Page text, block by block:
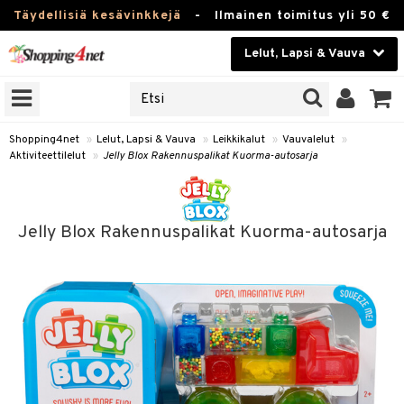
Täydellisiä kesävinkkejä - Ilmainen toimitus yli 50 €
Lelut, Lapsi & Vauva
Kauneudenhoito
Piilolinssit
Fitness
Koti & Sisustus
Lelut, Lapsi & Vauva
Tuotemerkkejä
Kampanjat
Shopping4net » Lelut, Lapsi & Vauva » Leikkikalut » Vauvalelut »
Aktiviteettilelut » Jelly Blox Rakennuspalikat Kuorma-autosarja
Jelly Blox Rakennuspalikat Kuorma-autosarja
& Sukat